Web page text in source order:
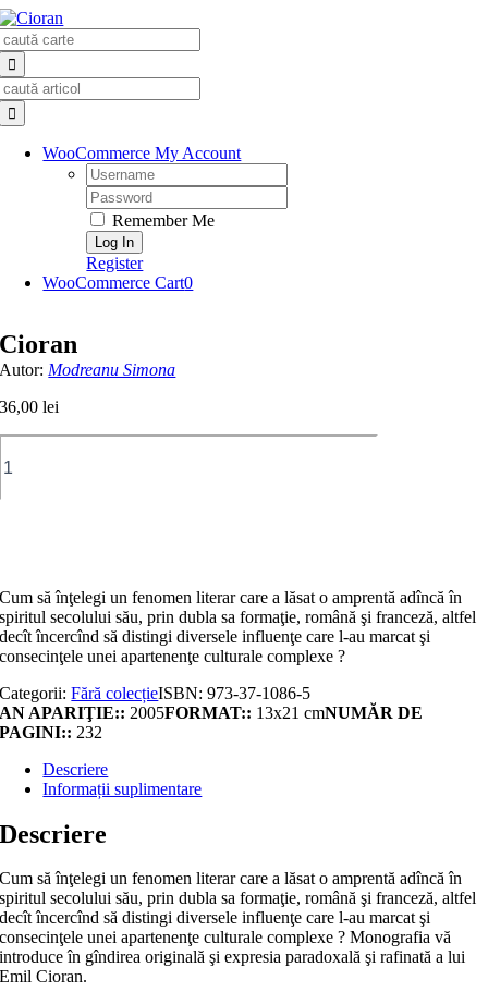
Skip
to
content
WooCommerce My Account
Username:
Password:
Remember Me
Register
WooCommerce Cart0
Cioran
Autor: Modreanu Simona
36,00lei
Cum să înţelegi un fenomen literar care a lăsat o amprentă adîncă în
spiritul secolului său, prin dubla sa formaţie, română şi franceză, altfel
decît încercînd să distingi diversele influenţe care l-au marcat şi
consecinţele unei apartenenţe culturale complexe ?
Categorii:Fără colecțieISBN:973-37-1086-5
AN APARIŢIE:: 2005FORMAT:: 13x21 cmNUMĂR DE
PAGINI:: 232
Descriere
Informații suplimentare
Descriere
Cum să înţelegi un fenomen literar care a lăsat o amprentă adîncă în
spiritul secolului său, prin dubla sa formaţie, română şi franceză, altfel
decît încercînd să distingi diversele influenţe care l-au marcat şi
consecinţele unei apartenenţe culturale complexe ? Monografia vă
introduce în gîndirea originală şi expresia paradoxală şi rafinată a lui
Emil Cioran.